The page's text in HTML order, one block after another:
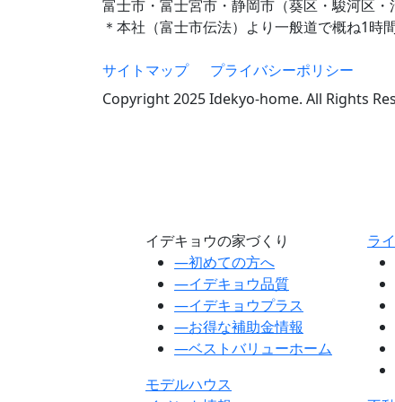
富士市・富士宮市・静岡市（葵区・駿河区
＊本社（富士市伝法）より一般道で概ね1時
サイトマップ
プライバシーポリシー
Copyright 2025 Idekyo-home. All Rights
イデキョウの家づくり
―初めての方へ
―イデキョウ品質
―イデキョウプラス
―お得な補助金情報
―ベストバリューホーム
モデルハウス
ラ